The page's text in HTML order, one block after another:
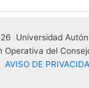
Universidad
Operativa del
AVISO DE